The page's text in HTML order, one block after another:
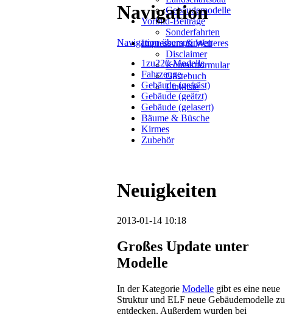
Gebäudemodelle
Vorbild-Beiträge
Sonderfahrten
Impressum & Weiteres
Disclaimer
Kontaktformular
Gästebuch
Linkliste
Navigation
Navigation überspringen
1zu220-Modelle
Fahrzeuge
Gebäude (gefräst)
Gebäude (geätzt)
Gebäude (gelasert)
Bäume & Büsche
Kirmes
Zubehör
Neuigkeiten
2013-01-14 10:18
Großes Update unter
Modelle
In der Kategorie Modelle gibt es eine neue
Struktur und ELF neue Gebäudemodelle zu
entdecken. Außerdem wurden bei